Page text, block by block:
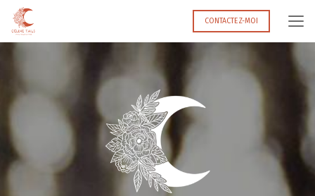
Aller
contenu
CONTACTEZ-MOI